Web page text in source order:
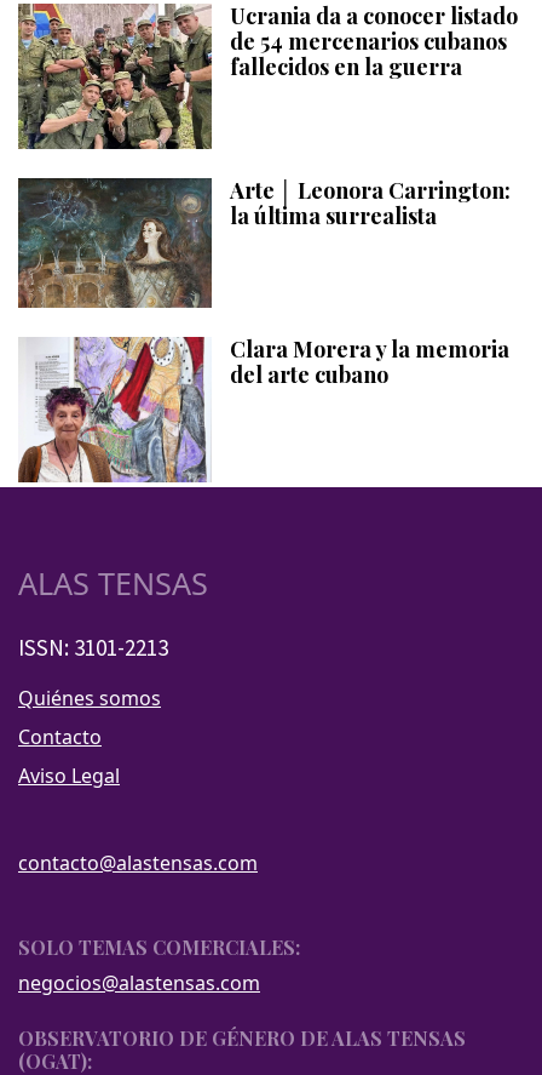
Ucrania da a conocer listado
de 54 mercenarios cubanos
fallecidos en la guerra
Arte │ Leonora Carrington:
la última surrealista
Clara Morera y la memoria
del arte cubano
ALAS TENSAS
ISSN: 3101-2213
Quiénes somos
Contacto
Aviso Legal
contacto@alastensas.com
SOLO TEMAS COMERCIALES:
negocios@alastensas.com
OBSERVATORIO DE GÉNERO DE ALAS TENSAS
(OGAT):